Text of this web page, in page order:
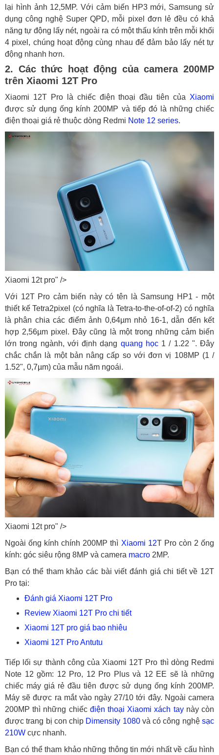
lại hình ảnh 12,5MP. Với cảm biến HP3 mới, Samsung sử
dụng công nghệ Super QPD, mỗi pixel đơn lẻ đều có khả
năng tự động lấy nét, ngoài ra có một thấu kính trên mỗi khối
4 pixel, chúng hoạt động cùng nhau để đảm bảo lấy nét tự
động nhanh hơn.
2. Các thức hoạt động của camera 200MP
trên Xiaomi 12T Pro
Xiaomi 12T Pro là chiếc điện thoại đầu tiên của Xiaomi
được sử dụng ống kính 200MP và tiếp đó là những chiếc
điện thoại giá rẻ thuộc dòng Redmi Note 12 series.
Xiaomi 12t pro" />
Với 12T Pro cảm biến này có tên là Samsung HP1 - một
thiết kế Tetra2pixel (có nghĩa là Tetra-to-the-of-of-2) có nghĩa
là phân chia các điểm ảnh 0,64µm nhỏ 16-1, dẫn đến kết
hợp 2,56µm pixel. Đây cũng là một trong những cảm biến
lớn trong ngành, với định dạng quang học1 / 1.22 ". Đây
chắc chắn là một bản nâng cấp so với đơn vị 108MP (1 /
1.52", 0,7µm) của mẫu năm ngoái.
Xiaomi 12t pro" />
Ngoài ống kính chính 200MP thì Xiaomi 12T Pro còn 2 ống
kính: góc siêu rộng 8MP và camera macro 2MP.
Bạn có thể tham khảo các bài viết đánh giá chi tiết về 12T
Pro tại:
Đánh giá Xiaomi 12T Pro
Review Xiaomi 12T Pro chi tiết
Xiaomi 12T pro giá bao nhiêu
Xiaomi 12T Pro Antutu
Tiếp lối sự thành công của Xiaomi 12T Pro thì dòng Redmi
Note 12 gồm: 12 Pro, 12 Pro Plus và 12 EE sẽ là những
chiếc máy giá rẻ đầu tiên được sử dụng ống kính 200MP.
Máy sẽ được ra mắt vào ngày 27/10 tới đây. Ngoài camera
200MP thì những chiếc điện thoại Xiaomi xách taynày còn
được trang bị con chip Dimensity 1080và có công nghệsạc
210W cực nhanh.
Bạn có thể tham khảo những thông tin mới nhất về cấu hình